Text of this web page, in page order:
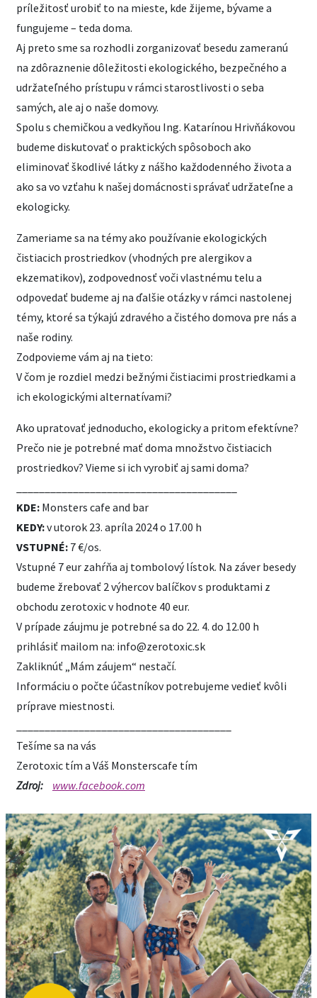
príležitosť urobiť to na mieste, kde žijeme, bývame a
fungujeme – teda doma.
Aj preto sme sa rozhodli zorganizovať besedu zameranú
na zdôraznenie dôležitosti ekologického, bezpečného a
udržateľného prístupu v rámci starostlivosti o seba
samých, ale aj o naše domovy.
Spolu s chemičkou a vedkyňou Ing. Katarínou Hrivňákovou
budeme diskutovať o praktických spôsoboch ako
eliminovať škodlivé látky z nášho každodenného života a
ako sa vo vzťahu k našej domácnosti správať udržateľne a
ekologicky.
Zameriame sa na témy ako používanie ekologických
čistiacich prostriedkov (vhodných pre alergikov a
ekzematikov), zodpovednosť voči vlastnému telu a
odpovedať budeme aj na ďalšie otázky v rámci nastolenej
témy, ktoré sa týkajú zdravého a čistého domova pre nás a
naše rodiny.
Zodpovieme vám aj na tieto:
V čom je rozdiel medzi bežnými čistiacimi prostriedkami a
ich ekologickými alternatívami?
Ako upratovať jednoducho, ekologicky a pritom efektívne?
Prečo nie je potrebné mať doma množstvo čistiacich
prostriedkov? Vieme si ich vyrobiť aj sami doma?
KDE: Monsters cafe and bar
KEDY:v utorok 23. apríla 2024 o 17.00 h
VSTUPNÉ: 7 €/os.
Vstupné 7 eur zahŕňa aj tombolový lístok. Na záver besedy
budeme žrebovať 2 výhercov balíčkov s produktami z
obchodu zerotoxic v hodnote 40 eur.
V prípade záujmu je potrebné sa do 22. 4. do 12.00 h
prihlásiť mailom na: info@zerotoxic.sk
Zakliknúť „Mám záujem“ nestačí.
Informáciu o počte účastníkov potrebujeme vedieť kvôli
príprave miestnosti.
Tešíme sa na vás
Zerotoxic tím a Váš Monsterscafe tím
Zdroj:
www.facebook.com